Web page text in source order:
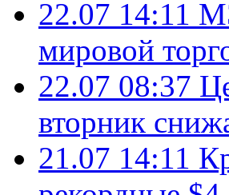
22.07 14:11
мировой
22.07 08:37
вторник
21.07 14:11